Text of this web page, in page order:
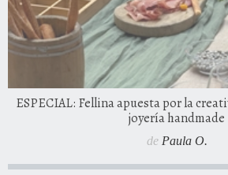
ESPECIAL: Fellina apuesta por la
joyería handmade
de Paula O.